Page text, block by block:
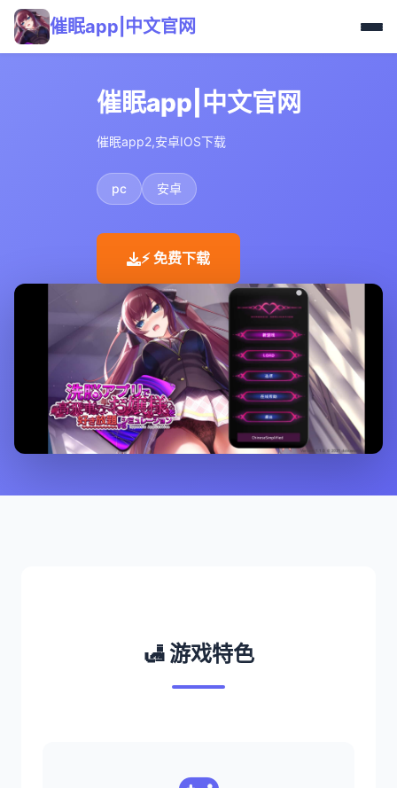
催眠app|中文官网
催眠app|中文官网
催眠app2,安卓IOS下载
pc 安卓
⚡ 免费下载
🛃 游戏特色